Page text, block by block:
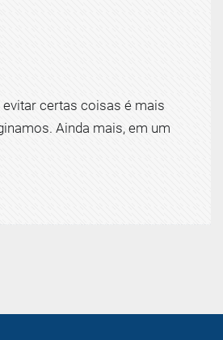
evitar certas coisas é mais
Ainda mais, em um